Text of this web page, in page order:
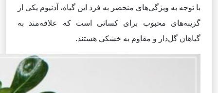
با توجه به ویژگی‌های منحصر به فرد این گیاه، آدنیوم یکی از
گزینه‌های محبوب برای کسانی است که علاقه‌مند به
گیاهان گل‌دار و مقاوم به خشکی هستند.